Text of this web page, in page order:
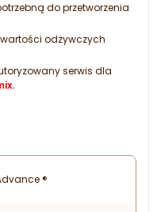
do przetworzenia
odżywczych
serwis dla
®